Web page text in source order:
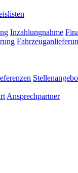
Inzahlungnahme
Ansprechpartner